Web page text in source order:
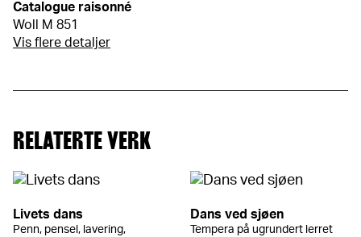
Catalogue raisonné
Woll M 851
Vis flere detaljer
RELATERTE VERK
Livets dans
Penn, pensel, lavering,
Dans ved sjøen
Tempera på ugrundert lerret